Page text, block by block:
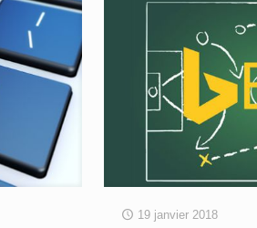
19 janvier 2018